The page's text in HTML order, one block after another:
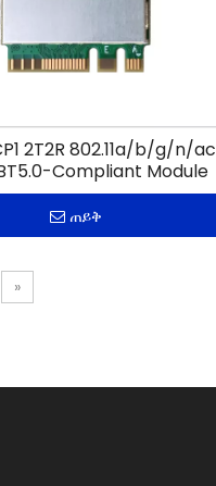
2T2R 802.11a/b/g/n/ac
Compliant Module
ጠይቅ
»